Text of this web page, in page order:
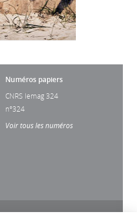
Numéros papiers
CNRS lemag 324
n°324
Voir tous les numéros